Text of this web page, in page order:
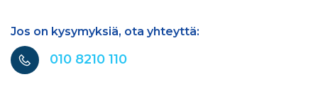
Jos on kysymyksiä, ota yhteyttä:
010 8210 110